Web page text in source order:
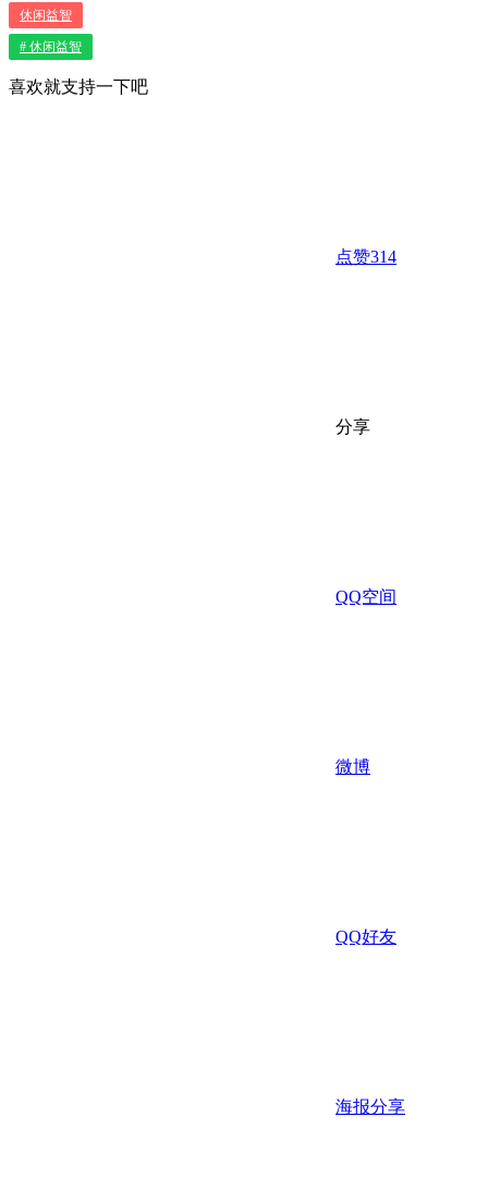
休闲益智
# 休闲益智
喜欢就支持一下吧
点赞314
分享
QQ空间
微博
QQ好友
海报分享